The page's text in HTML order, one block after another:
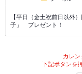
【平日（金土祝前日以外
子」 プレゼント！
カレン
下記ボタンを